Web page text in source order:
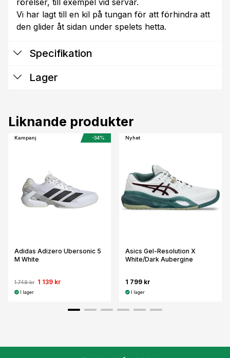
Vi har lagt till en kil på tungan för att förhindra att
den glider åt sidan under spelets hetta.
Specifikation
Lager
Liknande produkter
Kampanj -34%
Adidas Adizero Ubersonic 5
M White
1 749 kr 1 139 kr
I lager
Nyhet
Asics Gel-Resolution X
White/Dark Aubergine
1 799 kr
I lager